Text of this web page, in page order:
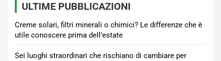
ULTIME PUBBLICAZIONI
Creme solari, filtri minerali o chimici? Le differenze che è
utile conoscere prima dell’estate
Sei luoghi straordinari che rischiano di cambiare per